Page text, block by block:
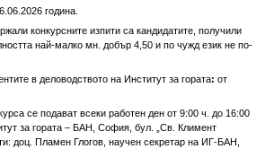
година.
конкурсните изпити са кандидатите, получили
най-малко мн. добър 4,50 и по чужд език не по-
в деловодството на Институт за гората: от
се подават всеки работен ден от 9:00 ч. до 16:00
за гората – БАН, София, бул. „Св. Климент
доц. Пламен Глогов, научен секретар на ИГ-БАН,